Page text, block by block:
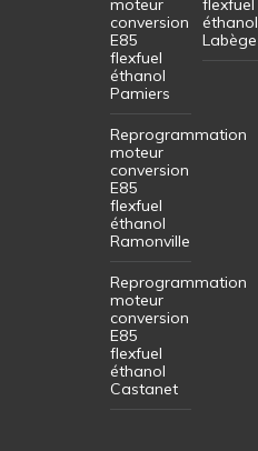
moteur
conversion
E85
flexfuel
éthanol
Pamiers
Reprogrammation
moteur
conversion
E85
flexfuel
éthanol
Ramonville
Reprogrammation
moteur
conversion
E85
flexfuel
éthanol
Castanet
flexfuel
éthanol
Labège